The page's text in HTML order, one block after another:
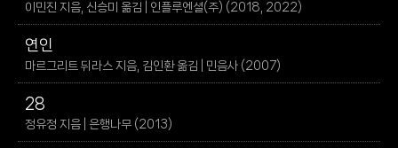
이민진 지음, 신승미 옮김 | 인플루엔셜(주) (2018, 2022)
연인
마르그리트 뒤라스 지음, 김인환 옮김 | 민음사 (2007)
28
정유정 지음 | 은행나무 (2013)